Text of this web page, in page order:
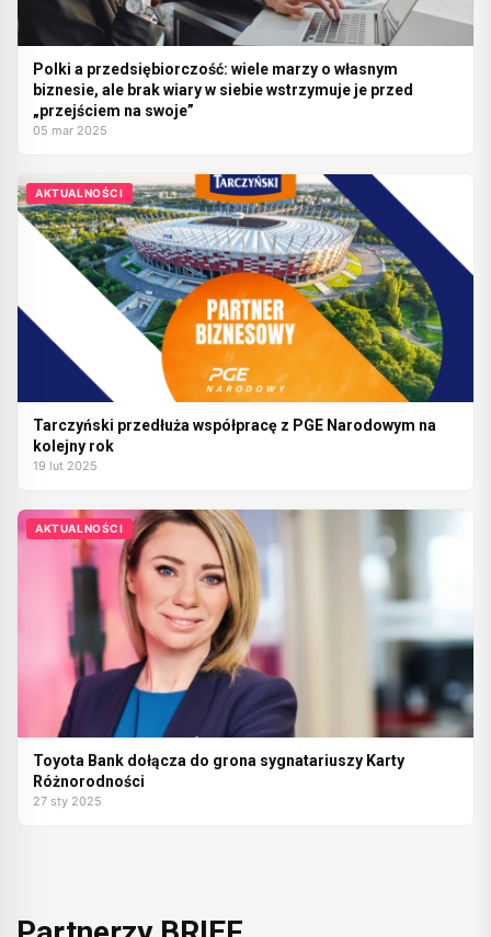
Polki a przedsiębiorczość: wiele marzy o własnym
biznesie, ale brak wiary w siebie wstrzymuje je przed
„przejściem na swoje”
05 mar 2025
AKTUALNOŚCI
Tarczyński przedłuża współpracę z PGE Narodowym na
kolejny rok
19 lut 2025
AKTUALNOŚCI
Toyota Bank dołącza do grona sygnatariuszy Karty
Różnorodności
27 sty 2025